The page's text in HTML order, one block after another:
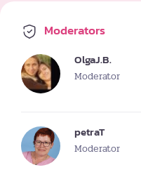
Moderators
OlgaJ.B.
Moderator
petraT
Moderator